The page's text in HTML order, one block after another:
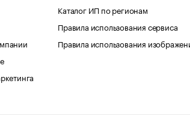
Каталог ИП по регионам
Правила использования сервиса
Правила использования